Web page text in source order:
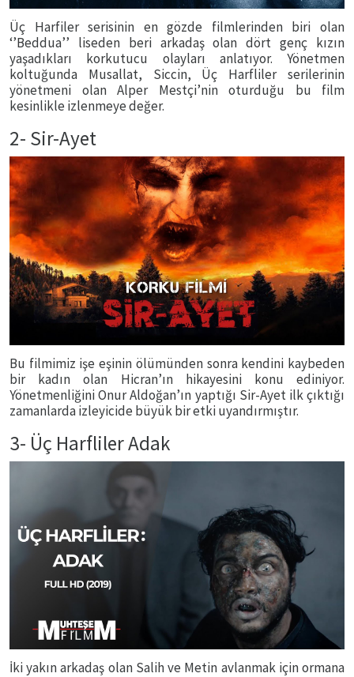
Üç Harfiler serisinin en gözde filmlerinden biri olan
‘’Beddua’’ liseden beri arkadaş olan dört genç kızın
yaşadıkları korkutucu olayları anlatıyor. Yönetmen
koltuğunda Musallat, Siccin, Üç Harfliler serilerinin
yönetmeni olan Alper Mestçi’nin oturduğu bu film
kesinlikle izlenmeye değer.
2- Sir-Ayet
Bu filmimiz işe eşinin ölümünden sonra kendini kaybeden
bir kadın olan Hicran’ın hikayesini konu ediniyor.
Yönetmenliğini Onur Aldoğan’ın yaptığı Sir-Ayet ilk çıktığı
zamanlarda izleyicide büyük bir etki uyandırmıştır.
3- Üç Harfliler Adak
İki yakın arkadaş olan Salih ve Metin avlanmak için ormana